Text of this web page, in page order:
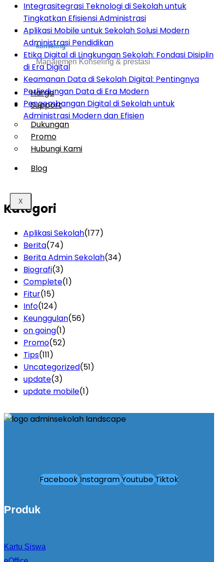
konseling
Manajemen Konseling & prestasi
Harga
Support
Dukungan
Promo
Hubungi Kami
Blog
X
Integrasitegrasi Teknologi di Sekolah untuk
Tingkatkan Efisiensi Administrasi
Aplikasi Mobile untuk Sekolah Solusi Modern
Administrasi Pendidikan
Etika Digital di Lingkungan Sekolah: Fondasi Disiplin
di Era Digital
Keamanan Data di Sekolah Digital: Pentingnya
Perlindungan Data di Era Modern
Pengembangan Digital di Sekolah untuk
Administrasi Modern dan Efisien
Kategori
Aplikasi Sekolah(177)
Berita(74)
Berita Admin Sekolah(34)
Biografi(3)
Complete(1)
Fitur(15)
Info(124)
Keunggulan(56)
on going(1)
Promo(52)
Tips(111)
Uncategorized(51)
update(3)
update mobile(1)
FacebookInstagramYoutubeTiktok
Produk
Kartu Siswa